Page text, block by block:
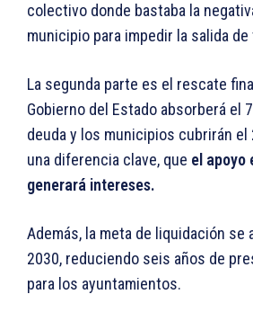
colectivo donde bastaba la
municipio para impedir la salida
La segunda parte es el rescate
Gobierno del Estado absorberá el
deuda y los municipios cubrirán
una diferencia clave, que el apoyo
generará intereses.
Además, la meta de liquidación se
2030, reduciendo seis años de
para los ayuntamientos.